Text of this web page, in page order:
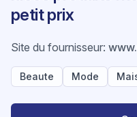
petit prix
Site du fournisseur:
Beaute Mode